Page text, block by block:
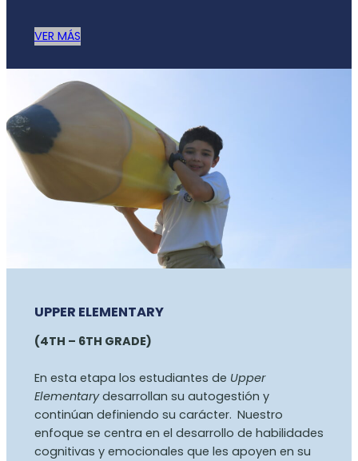
VER MÁS
UPPER ELEMENTARY
(4TH – 6TH GRADE)
En esta etapa los estudiantes de Upper
Elementarydesarrollan su autogestión y
continúan definiendo su carácter. Nuestro
enfoque se centra en el desarrollo de habilidades
cognitivas y emocionales que les apoyen en su